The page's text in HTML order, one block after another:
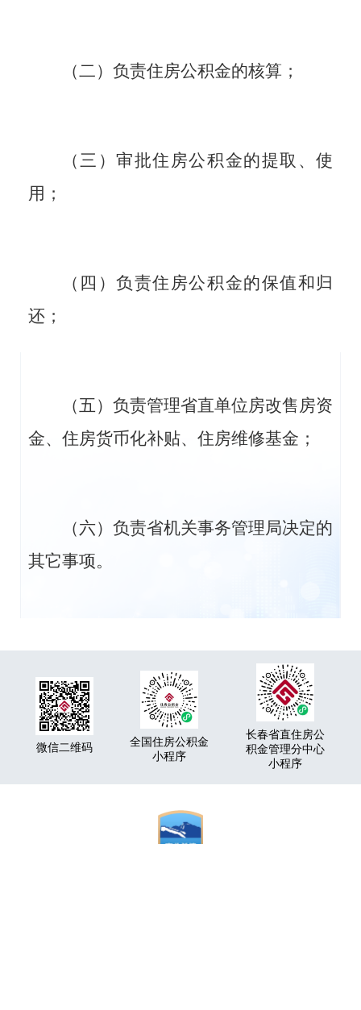
（二）负责住房公积金的核算；
（三）审批住房公积金的提取、使
用；
（四）负责住房公积金的保值和归
还；
（五）负责管理省直单位房改售房资
金、住房货币化补贴、住房维修基金；
（六）负责省机关事务管理局决定的
其它事项。
微信二维码
全国住房公积金
小程序
长春省直住房公
积金管理分中心
小程序